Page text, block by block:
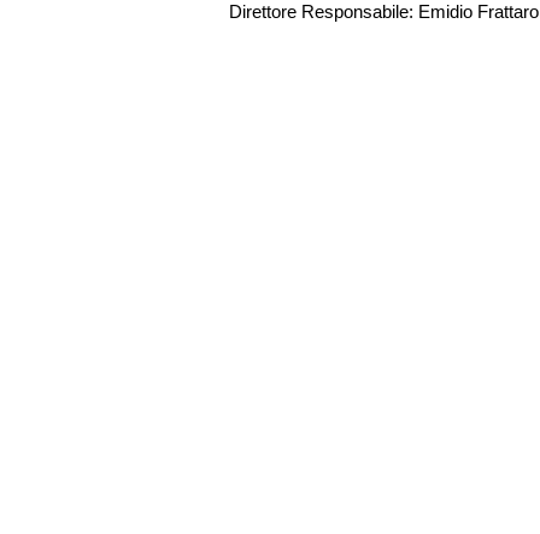
Direttore Responsabile: Emidio